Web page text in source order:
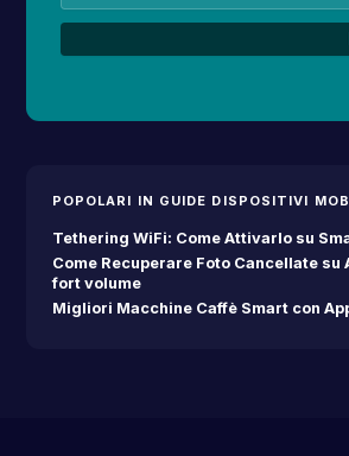
POPOLARI IN GUIDE DISPOSITIVI
Tethering WiFi: Come Attivarlo su
Come Recuperare Foto Cancellate
fort volume
Migliori Macchine Caffè Smart con